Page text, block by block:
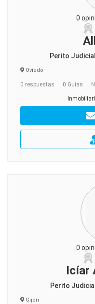
0
Perito
Oviedo
0 respuestas 0 Guías
0
Icíar
Perito
Gijón